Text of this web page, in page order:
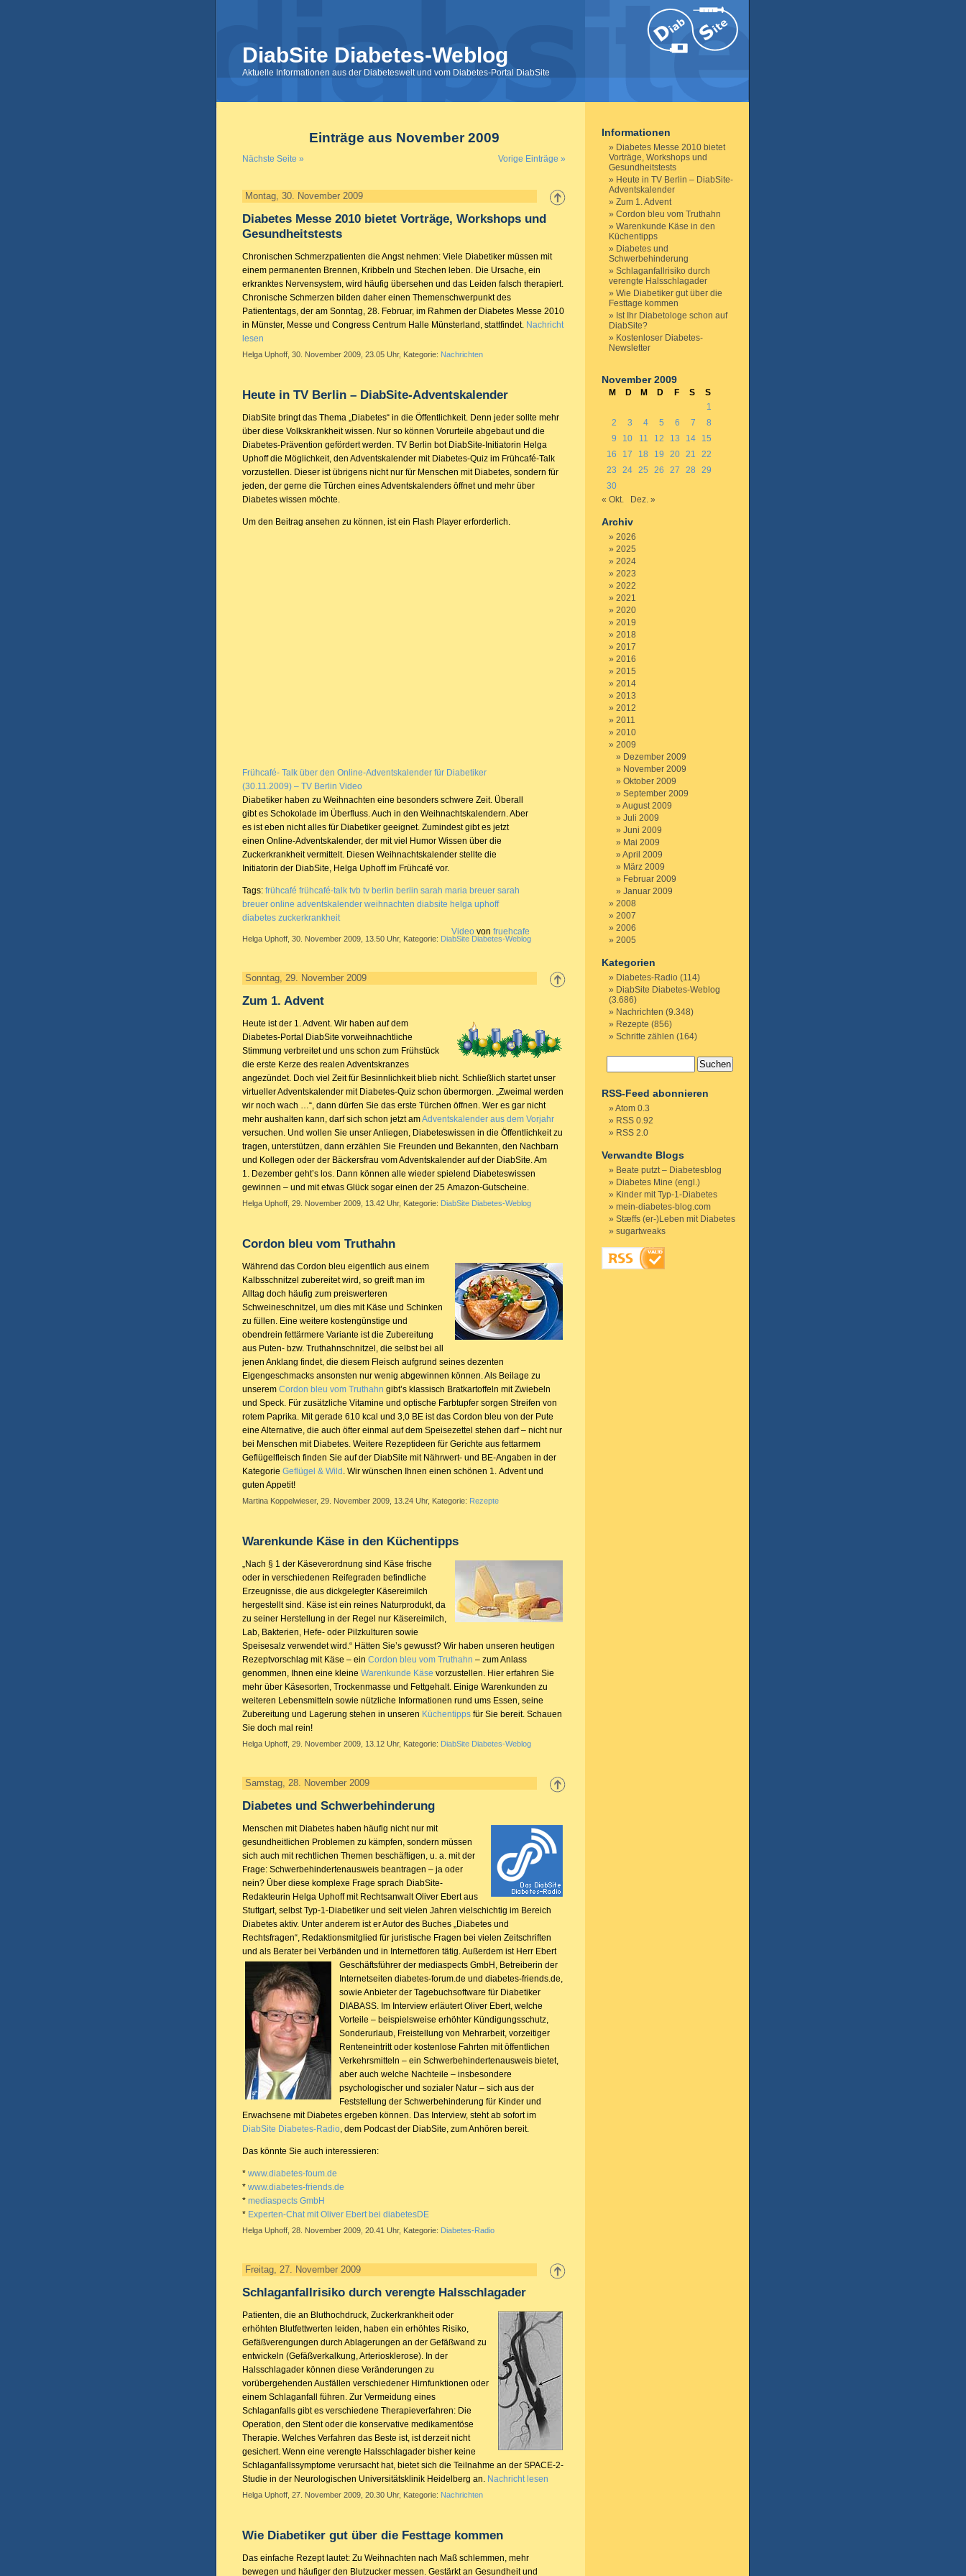
DiabSite Diabetes-Weblog
Aktuelle Informationen aus der Diabeteswelt und vom Diabetes-Portal DiabSite
Einträge aus November 2009
Nächste Seite » Vorige Einträge »
Montag, 30. November 2009
Diabetes Messe 2010 bietet Vorträge, Workshops und
Gesundheitstests
Chronischen Schmerzpatienten die Angst nehmen: Viele Diabetiker müssen mit
einem permanenten Brennen, Kribbeln und Stechen leben. Die Ursache, ein
erkranktes Nervensystem, wird häufig übersehen und das Leiden falsch therapiert.
Chronische Schmerzen bilden daher einen Themenschwerpunkt des
Patiententags, der am Sonntag, 28. Februar, im Rahmen der Diabetes Messe 2010
in Münster, Messe und Congress Centrum Halle Münsterland, stattfindet. Nachricht
lesen
Helga Uphoff, 30. November 2009, 23.05 Uhr, Kategorie: Nachrichten
Heute in TV Berlin – DiabSite-Adventskalender
DiabSite bringt das Thema „Diabetes“ in die Öffentlichkeit. Denn jeder sollte mehr
über diese Volkskrankheit wissen. Nur so können Vorurteile abgebaut und die
Diabetes-Prävention gefördert werden. TV Berlin bot DiabSite-Initiatorin Helga
Uphoff die Möglichkeit, den Adventskalender mit Diabetes-Quiz im Frühcafé-Talk
vorzustellen. Dieser ist übrigens nicht nur für Menschen mit Diabetes, sondern für
jeden, der gerne die Türchen eines Adventskalenders öffnet und mehr über
Diabetes wissen möchte.
Um den Beitrag ansehen zu können, ist ein Flash Player erforderlich.
Frühcafé- Talk über den Online-Adventskalender für Diabetiker
(30.11.2009) – TV Berlin Video
Diabetiker haben zu Weihnachten eine besonders schwere Zeit. Überall
gibt es Schokolade im Überfluss. Auch in den Weihnachtskalendern. Aber
es ist eben nicht alles für Diabetiker geeignet. Zumindest gibt es jetzt
einen Online-Adventskalender, der mit viel Humor Wissen über die
Zuckerkrankheit vermittelt. Diesen Weihnachtskalender stellte die
Initiatorin der DiabSite, Helga Uphoff im Frühcafé vor.
Tags: frühcafé frühcafé-talk tvb tv berlin berlin sarah maria breuer sarah
breuer online adventskalender weihnachten diabsite helga uphoff
diabetes zuckerkrankheit
Video von fruehcafe
Helga Uphoff, 30. November 2009, 13.50 Uhr, Kategorie: DiabSite Diabetes-Weblog
Sonntag, 29. November 2009
Zum 1. Advent
Heute ist der 1. Advent. Wir haben auf dem
Diabetes-Portal DiabSite vorweihnachtliche
Stimmung verbreitet und uns schon zum Frühstück
die erste Kerze des realen Adventskranzes
angezündet. Doch viel Zeit für Besinnlichkeit blieb nicht. Schließlich startet unser
virtueller Adventskalender mit Diabetes-Quiz schon übermorgen. „Zweimal werden
wir noch wach …“, dann dürfen Sie das erste Türchen öffnen. Wer es gar nicht
mehr aushalten kann, darf sich schon jetzt amAdventskalender aus dem Vorjahr
versuchen. Und wollen Sie unser Anliegen, Diabeteswissen in die Öffentlichkeit zu
tragen, unterstützen, dann erzählen Sie Freunden und Bekannten, den Nachbarn
und Kollegen oder der Bäckersfrau vom Adventskalender auf der DiabSite. Am
1. Dezember geht’s los. Dann können alle wieder spielend Diabeteswissen
gewinnen – und mit etwas Glück sogar einen der 25 Amazon-Gutscheine.
Helga Uphoff, 29. November 2009, 13.42 Uhr, Kategorie: DiabSite Diabetes-Weblog
Cordon bleu vom Truthahn
Während das Cordon bleu eigentlich aus einem
Kalbsschnitzel zubereitet wird, so greift man im
Alltag doch häufig zum preiswerteren
Schweineschnitzel, um dies mit Käse und Schinken
zu füllen. Eine weitere kostengünstige und
obendrein fettärmere Variante ist die Zubereitung
aus Puten- bzw. Truthahnschnitzel, die selbst bei all
jenen Anklang findet, die diesem Fleisch aufgrund seines dezenten
Eigengeschmacks ansonsten nur wenig abgewinnen können. Als Beilage zu
unserem Cordon bleu vom Truthahn gibt’s klassisch Bratkartoffeln mit Zwiebeln
und Speck. Für zusätzliche Vitamine und optische Farbtupfer sorgen Streifen von
rotem Paprika. Mit gerade 610 kcal und 3,0 BE ist das Cordon bleu von der Pute
eine Alternative, die auch öfter einmal auf dem Speisezettel stehen darf – nicht nur
bei Menschen mit Diabetes. Weitere Rezeptideen für Gerichte aus fettarmem
Geflügelfleisch finden Sie auf der DiabSite mit Nährwert- und BE-Angaben in der
Kategorie Geflügel & Wild . Wir wünschen Ihnen einen schönen 1. Advent und
guten Appetit!
Martina Koppelwieser, 29. November 2009, 13.24 Uhr, Kategorie: Rezepte
Warenkunde Käse in den Küchentipps
„Nach § 1 der Käseverordnung sind Käse frische
oder in verschiedenen Reifegraden befindliche
Erzeugnisse, die aus dickgelegter Käsereimilch
hergestellt sind. Käse ist ein reines Naturprodukt, da
zu seiner Herstellung in der Regel nur Käsereimilch,
Lab, Bakterien, Hefe- oder Pilzkulturen sowie
Speisesalz verwendet wird.“ Hätten Sie’s gewusst? Wir haben unseren heutigen
Rezeptvorschlag mit Käse – ein Cordon bleu vom Truthahn – zum Anlass
genommen, Ihnen eine kleine Warenkunde Käse vorzustellen. Hier erfahren Sie
mehr über Käsesorten, Trockenmasse und Fettgehalt. Einige Warenkunden zu
weiteren Lebensmitteln sowie nützliche Informationen rund ums Essen, seine
Zubereitung und Lagerung stehen in unseren Küchentipps für Sie bereit. Schauen
Sie doch mal rein!
Helga Uphoff, 29. November 2009, 13.12 Uhr, Kategorie: DiabSite Diabetes-Weblog
Samstag, 28. November 2009
Diabetes und Schwerbehinderung
Menschen mit Diabetes haben häufig nicht nur mit
gesundheitlichen Problemen zu kämpfen, sondern müssen
sich auch mit rechtlichen Themen beschäftigen, u. a. mit der
Frage: Schwerbehindertenausweis beantragen – ja oder
nein? Über diese komplexe Frage sprach DiabSite-
Redakteurin Helga Uphoff mit Rechtsanwalt Oliver Ebert aus
Stuttgart, selbst Typ-1-Diabetiker und seit vielen Jahren vielschichtig im Bereich
Diabetes aktiv. Unter anderem ist er Autor des Buches „Diabetes und
Rechtsfragen“, Redaktionsmitglied für juristische Fragen bei vielen Zeitschriften
und als Berater bei Verbänden und in Internetforen tätig. Außerdem ist Herr Ebert
Geschäftsführer der mediaspects GmbH, Betreiberin der
Internetseiten diabetes-forum.de und diabetes-friends.de,
sowie Anbieter der Tagebuchsoftware für Diabetiker
DIABASS. Im Interview erläutert Oliver Ebert, welche
Vorteile – beispielsweise erhöhter Kündigungsschutz,
Sonderurlaub, Freistellung von Mehrarbeit, vorzeitiger
Renteneintritt oder kostenlose Fahrten mit öffentlichen
Verkehrsmitteln – ein Schwerbehindertenausweis bietet,
aber auch welche Nachteile – insbesondere
psychologischer und sozialer Natur – sich aus der
Feststellung der Schwerbehinderung für Kinder und
Erwachsene mit Diabetes ergeben können. Das Interview, steht ab sofort im
DiabSite Diabetes-Radio, dem Podcast der DiabSite, zum Anhören bereit.
Das könnte Sie auch interessieren:
* www.diabetes-foum.de
* www.diabetes-friends.de
* mediaspects GmbH
* Experten-Chat mit Oliver Ebert bei diabetesDE
Helga Uphoff, 28. November 2009, 20.41 Uhr, Kategorie: Diabetes-Radio
Freitag, 27. November 2009
Schlaganfallrisiko durch verengte Halsschlagader
Patienten, die an Bluthochdruck, Zuckerkrankheit oder
erhöhten Blutfettwerten leiden, haben ein erhöhtes Risiko,
Gefäßverengungen durch Ablagerungen an der Gefäßwand zu
entwickeln (Gefäßverkalkung, Arteriosklerose). In der
Halsschlagader können diese Veränderungen zu
vorübergehenden Ausfällen verschiedener Hirnfunktionen oder
einem Schlaganfall führen. Zur Vermeidung eines
Schlaganfalls gibt es verschiedene Therapieverfahren: Die
Operation, den Stent oder die konservative medikamentöse
Therapie. Welches Verfahren das Beste ist, ist derzeit nicht
gesichert. Wenn eine verengte Halsschlagader bisher keine
Schlaganfallssymptome verursacht hat, bietet sich die Teilnahme an der SPACE-2-
Studie in der Neurologischen Universitätsklinik Heidelberg an. Nachricht lesen
Helga Uphoff, 27. November 2009, 20.30 Uhr, Kategorie: Nachrichten
Wie Diabetiker gut über die Festtage kommen
Das einfache Rezept lautet: Zu Weihnachten nach Maß schlemmen, mehr
bewegen und häufiger den Blutzucker messen. Gestärkt an Gesundheit und
Informationen
Diabetes Messe 2010 bietet
Vorträge, Workshops und
Gesundheitstests
Heute in TV Berlin – DiabSite-
Adventskalender
Zum 1. Advent
Cordon bleu vom Truthahn
Warenkunde Käse in den
Küchentipps
Diabetes und
Schwerbehinderung
Schlaganfallrisiko durch
verengte Halsschlagader
Wie Diabetiker gut über die
Festtage kommen
Ist Ihr Diabetologe schon auf
DiabSite?
Kostenloser Diabetes-
Newsletter
November 2009
M D M D F S
S
1
2
3 4 5 6 7
8
9
10 11 12 13 14
15
16
17 18 19 20 21
22
23
24 25 26 27 28
29
30
« Okt.
Dez. »
Archiv
2026
2025
2024
2023
2022
2021
2020
2019
2018
2017
2016
2015
2014
2013
2012
2011
2010
2009
Dezember 2009
November 2009
Oktober 2009
September 2009
August 2009
Juli 2009
Juni 2009
Mai 2009
April 2009
März 2009
Februar 2009
Januar 2009
2008
2007
2006
2005
Kategorien
Diabetes-Radio (114)
DiabSite Diabetes-Weblog
(3.686)
Nachrichten (9.348)
Rezepte (856)
Schritte zählen (164)
RSS-Feed abonnieren
Atom 0.3
RSS 0.92
RSS 2.0
Verwandte Blogs
Beate putzt – Diabetesblog
Diabetes Mine (engl.)
Kinder mit Typ-1-Diabetes
mein-diabetes-blog.com
Stæffs (er-)Leben mit Diabetes
sugartweaks